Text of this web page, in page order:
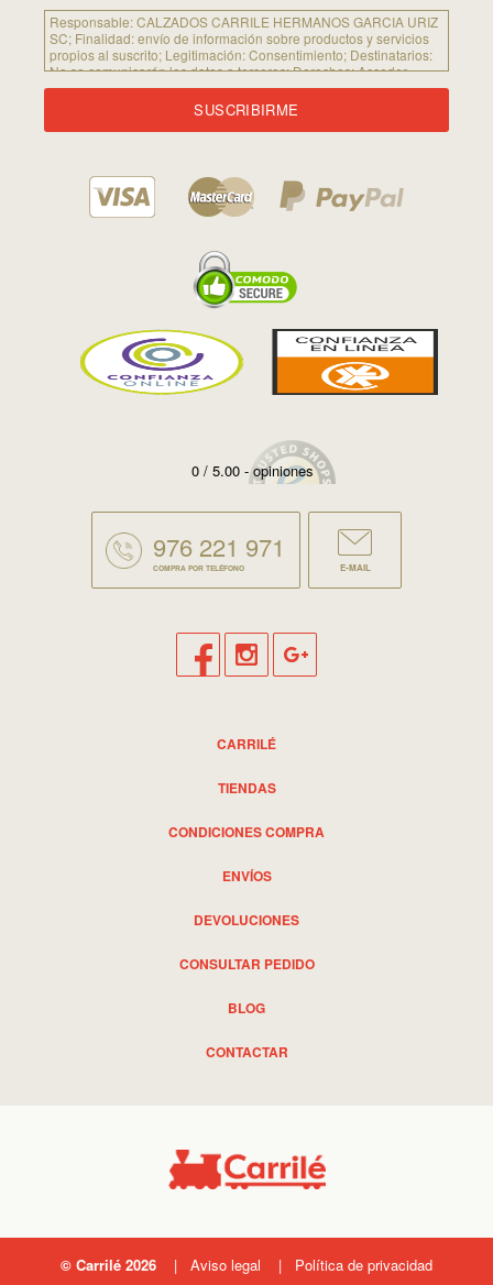
Responsable:CALZADOS CARRILE HERMANOS GARCIA URIZ
SC; Finalidad:envío de información sobre productos y servicios
propios al suscrito; Legitimación: Consentimiento; Destinatarios:
No se comunicarán los datos a terceros;Derechos:Acceder,
rectificar y suprimir los datos, así como otros derechos, como se
explica en la información adicional. Puede consultar la
información adicional y detallada sobre Protección de Datos
siguiendoeste enlace
0 / 5.00 - opiniones
976 221 971
COMPRA POR TELÉFONO E-MAIL
CARRILÉ
TIENDAS
CONDICIONES COMPRA
ENVÍOS
DEVOLUCIONES
CONSULTAR PEDIDO
BLOG
CONTACTAR
© Carrilé 2026 Aviso legal Política de privacidad